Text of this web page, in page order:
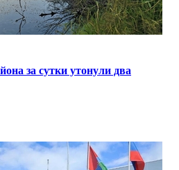
за сутки утонули два